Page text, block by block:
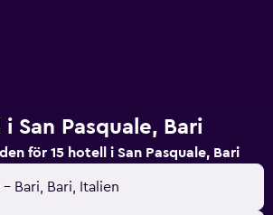
i San Pasquale, Bari
för 15 hotell i San Pasquale, Bari
- Bari, Bari, Italien